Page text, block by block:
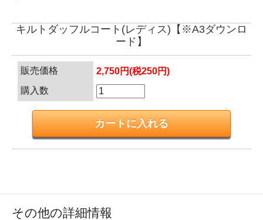
キルトダッフルコート(レディス)【※A3ダウンロ
ード】
販売価格
2,750円(税250円)
購入数
その他の詳細情報